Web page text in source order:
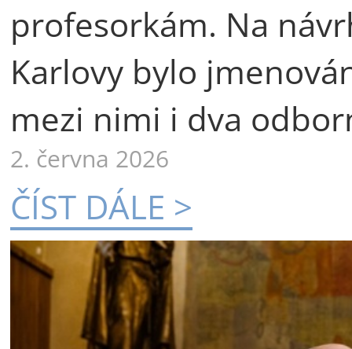
profesorkám. Na
Karlovy bylo
mezi nimi i dva
2. června 2026
ČÍST DÁLE >